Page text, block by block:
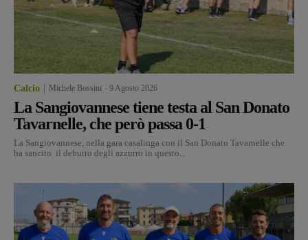
Calcio Michele Bossini 9 Agosto 2026
La Sangiovannese tiene testa al San Donato
Tavarnelle, che però passa 0-1
La Sangiovannese, nella gara casalinga con il San Donato Tavarnelle che
ha sancito il debutto degli azzurro in questo...